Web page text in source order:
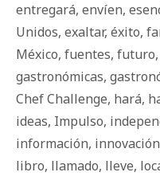
entregará, envíen,
Unidos, exaltar, éxito,
México, fuentes, futuro,
gastronómicas,
Chef Challenge, hará,
ideas, Impulso,
información, innovación
libro, llamado, lleve,